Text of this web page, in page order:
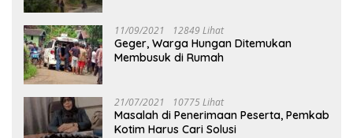
11/09/2021 12849 Lihat
Geger, Warga Hungan Ditemukan
Membusuk di Rumah
21/07/2021 10775 Lihat
Masalah di Penerimaan Peserta, Pemkab
Kotim Harus Cari Solusi